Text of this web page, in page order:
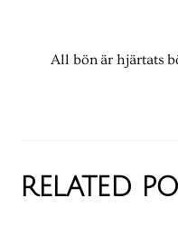
All bön är hjärtats
RELATED